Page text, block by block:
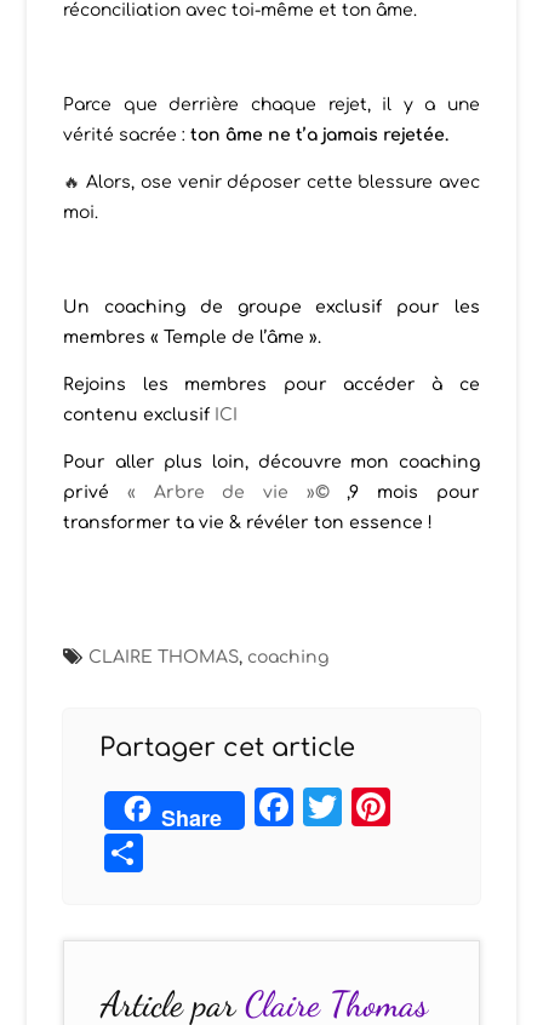
réconciliation avec toi-même et ton âme.
Parce que derrière chaque rejet, il y a une
vérité sacrée :ton âme ne t’a jamais rejetée.
🔥Alors, ose venir déposer cette blessure avec
moi.
Un coaching de groupe exclusif pour les
membres « Temple de l’âme ».
Rejoins les membres pour accéder à ce
contenu exclusif ICI
Pour aller plus loin, découvre mon coaching
privé
« Arbre de vie »©
,9 mois pour
transformer ta vie & révéler ton essence !
CLAIRE THOMAS, coaching
Partager cet article
Share Facebook
Twitter
Article parClaire Thomas